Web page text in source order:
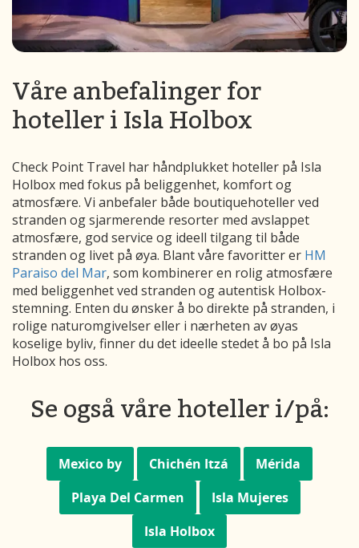
Våre anbefalinger for
hoteller i Isla Holbox
Check Point Travel har håndplukket hoteller på Isla
Holbox med fokus på beliggenhet, komfort og
atmosfære. Vi anbefaler både boutiquehoteller ved
stranden og sjarmerende resorter med avslappet
atmosfære, god service og ideell tilgang til både
stranden og livet på øya. Blant våre favoritter er HM
Paraiso del Mar, som kombinerer en rolig atmosfære
med beliggenhet ved stranden og autentisk Holbox-
stemning. Enten du ønsker å bo direkte på stranden, i
rolige naturomgivelser eller i nærheten av øyas
koselige byliv, finner du det ideelle stedet å bo på Isla
Holbox hos oss.
Se også våre hoteller i/på:
Mexico by Chichén Itzá
Mérida
Playa Del Carmen
Isla Mujeres
Isla Holbox